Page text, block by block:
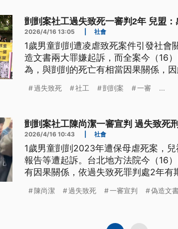
剴剴案社工過失致死一審判2年 兒盟
2026/4/16 13:05 社會
1歲男童剴剴遭凌虐致死案件引發社會
造文書兩大罪嫌起訴，而全案今（16
為，與剴剴的死亡有相當因果關係，
會安全網的破碎，最後由第一線社工個
過失致死 社工 剴剴案 一審 ...
剴剴案社工陳尚潔一審宣判 過失致死
2026/4/16 10:43 社會
1歲男童剴剴2023年遭保母虐死案，
報告等遭起訴。台北地方法院今（16
有因果關係，依過失致死罪判處2年
陳尚潔 過失致死 一審宣判 偽造文